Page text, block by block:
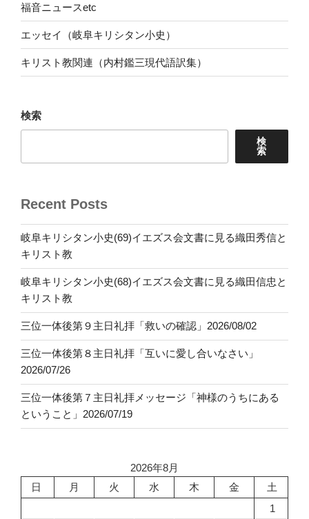
福音ニュースetc
エッセイ（岐阜キリシタン小史）
キリスト教関連（内村鑑三現代語訳集）
検索
検
索
Recent Posts
岐阜キリシタン小史(69)イエズス会文書に見る織田秀信と
キリスト教
岐阜キリシタン小史(68)イエズス会文書に見る織田信忠と
キリスト教
三位一体後第９主日礼拝「救いの確認」2026/08/02
三位一体後第８主日礼拝「互いに愛し合いなさい」
2026/07/26
三位一体後第７主日礼拝メッセージ「神様のうちにある
ということ」2026/07/19
2026年8月
日
月 火 水 木 金
土
1